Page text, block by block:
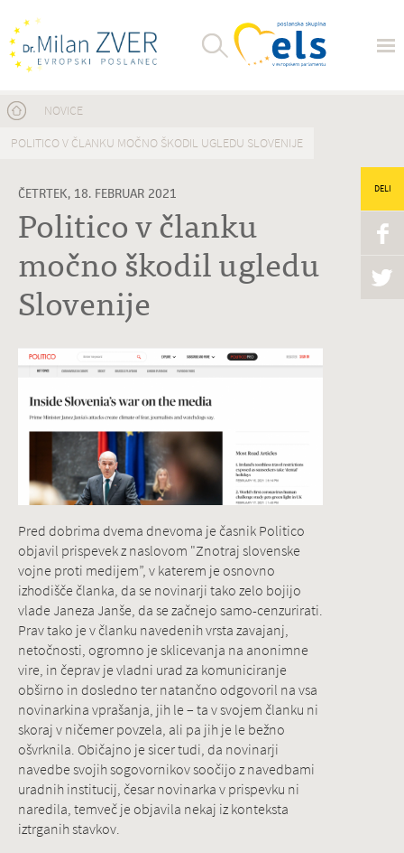
Nahajate se tukaj
NOVICE
POLITICO V ČLANKU MOČNO ŠKODIL UGLEDU SLOVENIJE
ČETRTEK, 18. FEBRUAR 2021
Politico v članku
močno škodil ugledu
Slovenije
DELI
Pred dobrima dvema dnevoma je časnik Politico
objavil prispevek z naslovom "Znotraj slovenske
vojne proti medijem”, v katerem je osnovno
izhodišče članka, da se novinarji tako zelo bojijo
vlade Janeza Janše, da se začnejo samo-cenzurirati.
Prav tako je v članku navedenih vrsta zavajanj,
netočnosti, ogromno je sklicevanja na anonimne
vire, in čeprav je vladni urad za komuniciranje
obširno in dosledno ter natančno odgovoril na vsa
novinarkina vprašanja, jih le – ta v svojem članku ni
skoraj v ničemer povzela, ali pa jih je le bežno
ošvrknila. Običajno je sicer tudi, da novinarji
navedbe svojih sogovornikov soočijo z navedbami
uradnih institucij, česar novinarka v prispevku ni
naredila, temveč je objavila nekaj iz konteksta
iztrganih stavkov.